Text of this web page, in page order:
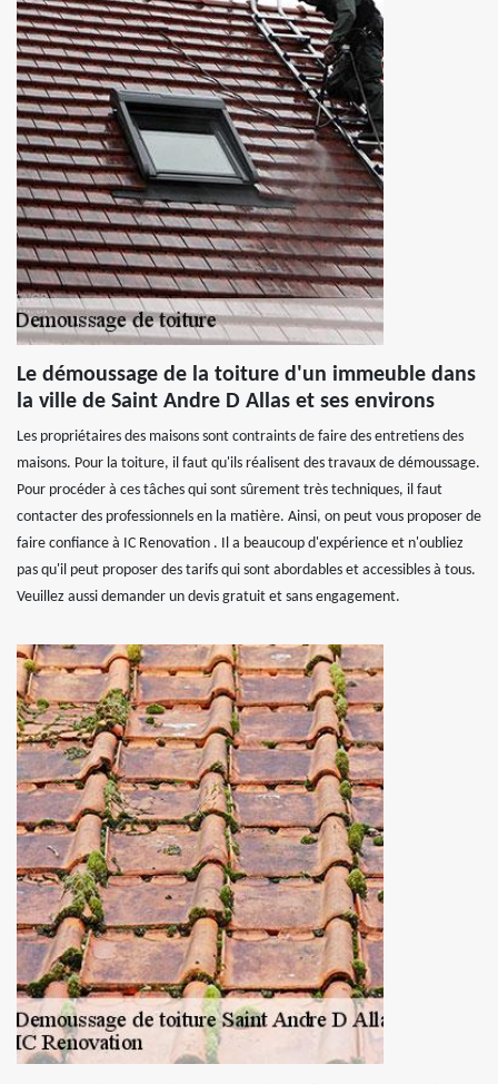
Le démoussage de la toiture d'un immeuble dans
la ville de Saint Andre D Allas et ses environs
Les propriétaires des maisons sont contraints de faire des entretiens des
maisons. Pour la toiture, il faut qu'ils réalisent des travaux de démoussage.
Pour procéder à ces tâches qui sont sûrement très techniques, il faut
contacter des professionnels en la matière. Ainsi, on peut vous proposer de
faire confiance à IC Renovation . Il a beaucoup d'expérience et n'oubliez
pas qu'il peut proposer des tarifs qui sont abordables et accessibles à tous.
Veuillez aussi demander un devis gratuit et sans engagement.